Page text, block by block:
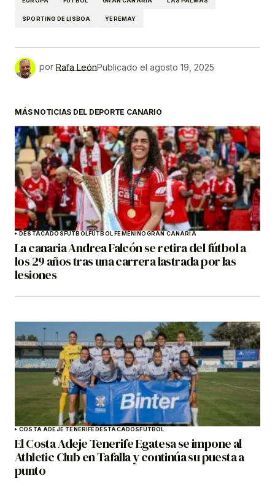
SPORTING DE LISBOA YEREMAY
por Rafa LeónPublicado el agosto 19, 2025
MÁS NOTICIAS DEL DEPORTE CANARIO
DESTACADOS FÚTBOLFÚTBOL FEMENINOGRAN CANARIA
La canaria Andrea Falcón se retira del fútbol a
los 29 años tras una carrera lastrada por las
lesiones
COSTA ADEJE TENERIFE DESTACADOS FÚTBOL
El Costa Adeje Tenerife Egatesa se impone al
Athletic Club en Tafalla y continúa su puesta a
punto